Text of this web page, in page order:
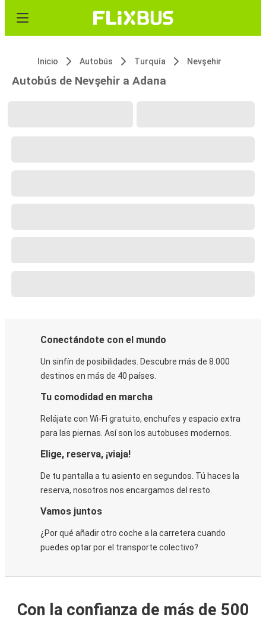
Inicio Autobús Turquía Nevşehir
Autobús de Nevşehir a Adana
Conectándote con el mundo
Un sinfín de posibilidades. Descubre más de 8.000
destinos en más de 40 países.
Tu comodidad en marcha
Relájate con Wi-Fi gratuito, enchufes y espacio extra
para las piernas. Así son los autobuses modernos.
Elige, reserva, ¡viaja!
De tu pantalla a tu asiento en segundos. Tú haces la
reserva, nosotros nos encargamos del resto.
Vamos juntos
¿Por qué añadir otro coche a la carretera cuando
puedes optar por el transporte colectivo?
Con la confianza de más de 500